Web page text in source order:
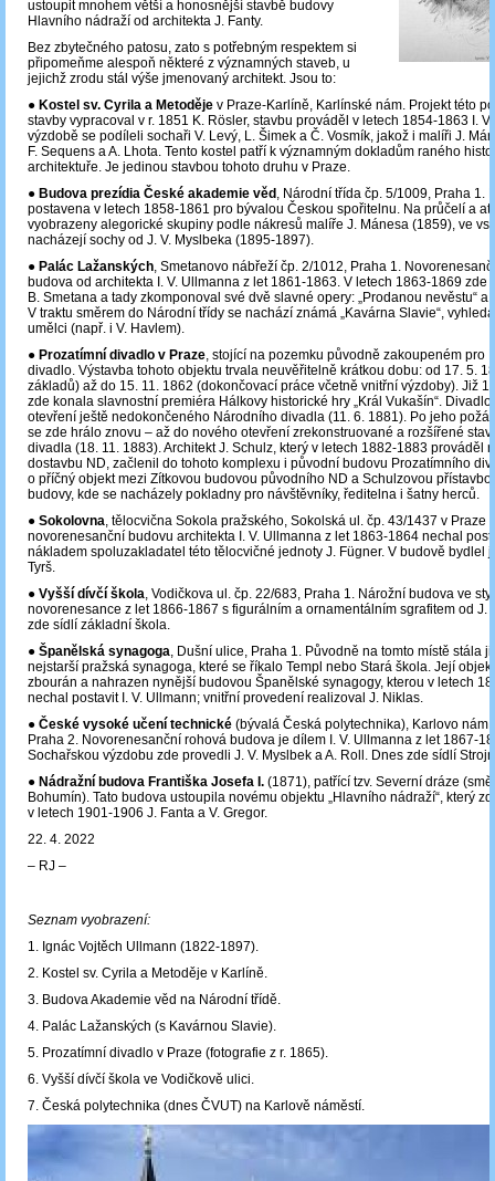
ustoupit mnohem větší a honosnější stavbě budovy
Hlavního nádraží od architekta J. Fanty.
Bez zbytečného patosu, zato s potřebným respektem si
připomeňme alespoň některé z významných staveb, u
jejichž zrodu stál výše jmenovaný architekt. Jsou to:
● Kostel sv. Cyrila a Metoděje v Praze-Karlíně, Karlínské nám. Projekt této
stavby vypracoval v r. 1851 K. Rösler, stavbu prováděl v letech 1854-1863 I.
výzdobě se podíleli sochaři V. Levý, L. Šimek a Č. Vosmík, jakož i malíři J.
F. Sequens a A. Lhota. Tento kostel patří k významným dokladům raného
architektuře. Je jedinou stavbou tohoto druhu v Praze.
● Budova prezídia České akademie věd , Národní třída čp. 5/1009, Praha 1.
postavena v letech 1858-1861 pro bývalou Českou spořitelnu. Na průčelí a
vyobrazeny alegorické skupiny podle nákresů malíře J. Mánesa (1859), ve
nacházejí sochy od J. V. Myslbeka (1895-1897).
● Palác Lažanských, Smetanovo nábřeží čp. 2/1012, Praha 1.
budova od architekta I. V. Ullmanna z let 1861-1863. V letech 1863-1869 zde
B. Smetana a tady zkomponoval své dvě slavné opery: „Prodanou nevěstu“ a
V traktu směrem do Národní třídy se nachází známá „Kavárna Slavie“,
umělci (např. i V. Havlem).
● Prozatímní divadlo v Praze, stojící na pozemku původně zakoupeném pro
divadlo. Výstavba tohoto objektu trvala neuvěřitelně krátkou dobu: od 17. 5.
základů) až do 15. 11. 1862 (dokončovací práce včetně vnitřní výzdoby). Již
zde konala slavnostní premiéra Hálkovy historické hry „Král Vukašín“.
otevření ještě nedokončeného Národního divadla (11. 6. 1881). Po jeho
se zde hrálo znovu – až do nového otevření zrekonstruované a rozšířené
divadla (18. 11. 1883). Architekt J. Schulz, který v letech 1882-1883 prováděl
dostavbu ND, začlenil do tohoto komplexu i původní budovu Prozatímního
o příčný objekt mezi Zítkovou budovou původního ND a Schulzovou
budovy, kde se nacházely pokladny pro návštěvníky, ředitelna i šatny herců.
● Sokolovna, tělocvična Sokola pražského, Sokolská ul. čp. 43/1437 v Praze
novorenesanční budovu architekta I. V. Ullmanna z let 1863-1864 nechal
nákladem spoluzakladatel této tělocvičné jednoty J. Fügner. V budově bydlel
Tyrš.
● Vyšší dívčí škola, Vodičkova ul. čp. 22/683, Praha 1. Nárožní budova ve
novorenesance z let 1866-1867 s figurálním a ornamentálním sgrafitem od J.
zde sídlí základní škola.
● Španělská synagoga, Dušní ulice, Praha 1. Původně na tomto místě stála
nejstarší pražská synagoga, které se říkalo Templ nebo Stará škola. Její
zbourán a nahrazen nynější budovou Španělské synagogy, kterou v letech
nechal postavit I. V. Ullmann; vnitřní provedení realizoval J. Niklas.
● České vysoké učení technické (bývalá Česká polytechnika), Karlovo nám.
Praha 2. Novorenesanční rohová budova je dílem I. V. Ullmanna z let 1867-
Sochařskou výzdobu zde provedli J. V. Myslbek a A. Roll. Dnes zde sídlí
● Nádražní budova Františka Josefa I. (1871), patřící tzv. Severní dráze
Bohumín). Tato budova ustoupila novému objektu „Hlavního nádraží“, který
v letech 1901-1906 J. Fanta a V. Gregor.
22. 4. 2022
‒ RJ ‒
Seznam vyobrazení:
1. Ignác Vojtěch Ullmann (1822-1897).
2. Kostel sv. Cyrila a Metoděje v Karlíně.
3. Budova Akademie věd na Národní třídě.
4. Palác Lažanských (s Kavárnou Slavie).
5. Prozatímní divadlo v Praze (fotografie z r. 1865).
6. Vyšší dívčí škola ve Vodičkově ulici.
7. Česká polytechnika (dnes ČVUT) na Karlově náměstí.